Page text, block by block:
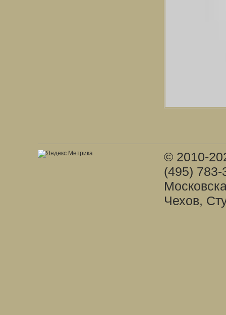
© 2010-
(495)
Чехов,